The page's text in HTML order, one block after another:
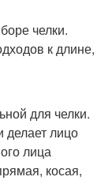
челки.
к длине,
для челки.
делает лицо
лица
косая,